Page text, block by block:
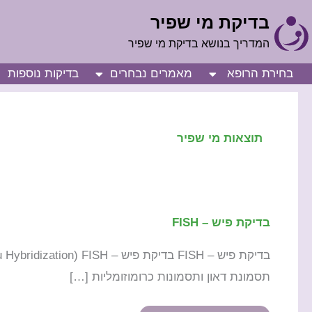
לתוכן
בדיקת מי שפיר
המדריך בנושא בדיקת מי שפיר
בחירת הרופא מאמרים נבחרים בדיקות נוספות
תוצאות מי שפיר
בדיקת פיש – FISH
תסמונת דאון ותסמונות כרומוזומליות […]
בדיקת